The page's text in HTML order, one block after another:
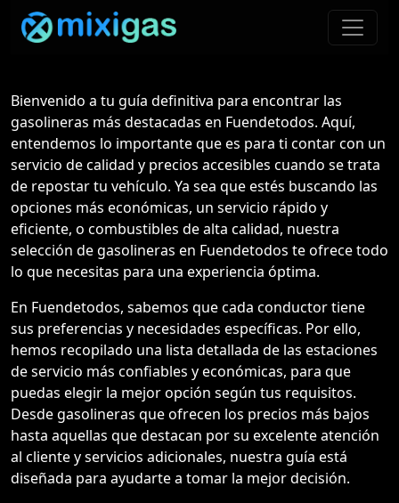
Bienvenido a tu guía definitiva para encontrar las
gasolineras más destacadas en Fuendetodos. Aquí,
entendemos lo importante que es para ti contar con un
servicio de calidad y precios accesibles cuando se trata
de repostar tu vehículo. Ya sea que estés buscando las
opciones más económicas, un servicio rápido y
eficiente, o combustibles de alta calidad, nuestra
selección de gasolineras en Fuendetodos te ofrece todo
lo que necesitas para una experiencia óptima.
En Fuendetodos, sabemos que cada conductor tiene
sus preferencias y necesidades específicas. Por ello,
hemos recopilado una lista detallada de las estaciones
de servicio más confiables y económicas, para que
puedas elegir la mejor opción según tus requisitos.
Desde gasolineras que ofrecen los precios más bajos
hasta aquellas que destacan por su excelente atención
al cliente y servicios adicionales, nuestra guía está
diseñada para ayudarte a tomar la mejor decisión.